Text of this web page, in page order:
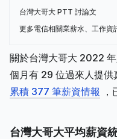
台灣大哥大 PTT 討論文
更多電信相關業薪水、工作資
關於台灣大哥大 2022
個月有 29 位過來人提
累積 377 筆薪資情報
台灣大哥大平均薪資